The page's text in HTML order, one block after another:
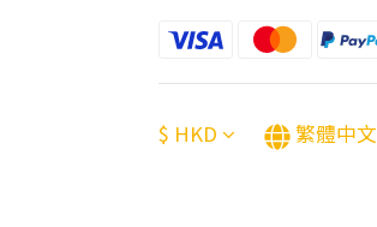
$ HKD 繁體中文